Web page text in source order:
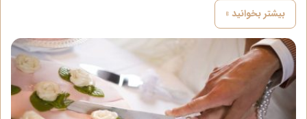
بیشتر بخوانید »